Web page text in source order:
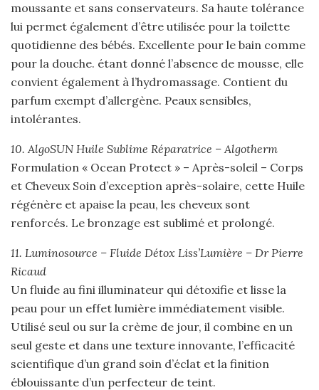
moussante et sans conservateurs. Sa haute tolérance
lui permet également d’être utilisée pour la toilette
quotidienne des bébés. Excellente pour le bain comme
pour la douche. étant donné l’absence de mousse, elle
convient également à l’hydromassage. Contient du
parfum exempt d’allergène. Peaux sensibles,
intolérantes.
10. AlgoSUN Huile Sublime Réparatrice – Algotherm
Formulation « Ocean Protect » – Après-soleil – Corps
et Cheveux Soin d’exception après-solaire, cette Huile
régénère et apaise la peau, les cheveux sont
renforcés. Le bronzage est sublimé et prolongé.
11. Luminosource – Fluide Détox Liss’Lumière – Dr Pierre
Ricaud
Un fluide au fini illuminateur qui détoxifie et lisse la
peau pour un effet lumière immédiatement visible.
Utilisé seul ou sur la crème de jour, il combine en un
seul geste et dans une texture innovante, l’efficacité
scientifique d’un grand soin d’éclat et la finition
éblouissante d’un perfecteur de teint.